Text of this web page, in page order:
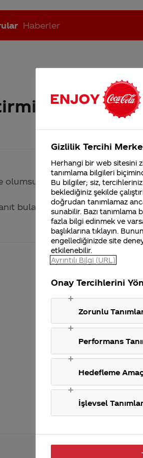
Haberler
mı Yani ... Coca-Cola'nın Filistin'de
olumsuz etkisinin olduğunu
bulabileceğiniz Merak Ettim
Gizlilik Tercihi
Herhangi bir web sitesini
tanımlama bilgileri
Bu bilgiler; siz, tercihleriniz
beklediğiniz şekilde
doğrudan tanımlamaz
sunabilir. Bazı
fazla bilgi edinmek ve
başlıklarına tıklayın.
engellediğinizde site
etkilenebilir.
Ayrıntılı Bilgi (URL)
Onay Tercihlerini
Zorunlu
Performans
Hedefleme
İşlevsel